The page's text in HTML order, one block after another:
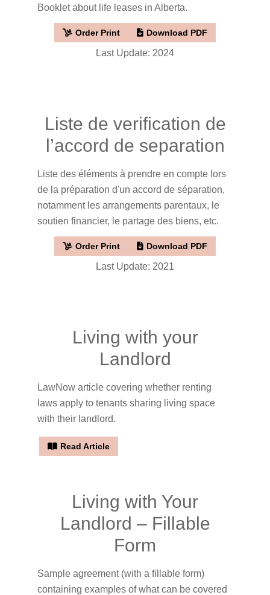
Booklet about life leases in Alberta.
Order Print Download PDF
Last Update: 2024
Liste de verification de
l’accord de separation
Liste des éléments à prendre en compte lors
de la préparation d'un accord de séparation,
notamment les arrangements parentaux, le
soutien financier, le partage des biens, etc.
Order Print Download PDF
Last Update: 2021
Living with your
Landlord
LawNow article covering whether renting
laws apply to tenants sharing living space
with their landlord.
Read Article
Living with Your
Landlord – Fillable
Form
Sample agreement (with a fillable form)
containing examples of what can be covered